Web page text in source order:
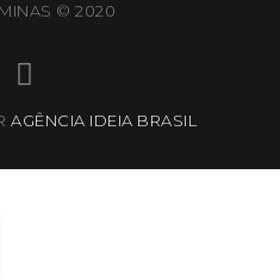
© 2020
AGÊNCIA IDEIA BRASIL